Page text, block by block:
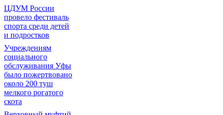
ЦДУМ России
провело фестиваль
спорта среди детей
и подростков
Учреждениям
социального
обслуживания Уфы
было пожертвовано
около 200 туш
мелкого рогатого
скота